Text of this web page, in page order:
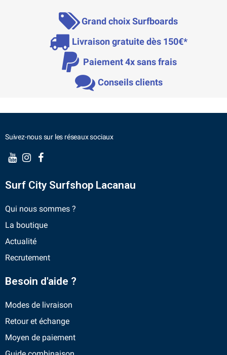
Grand choix Surfboards
Livraison gratuite dès 150€*
Paiement 4x sans frais
Conseils clients
Suivez-nous sur les réseaux sociaux
Surf City Surfshop Lacanau
Qui nous sommes ?
La boutique
Actualité
Recrutement
Besoin d'aide ?
Modes de livraison
Retour et échange
Moyen de paiement